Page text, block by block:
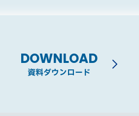
DOWNLOAD
資料ダウンロード